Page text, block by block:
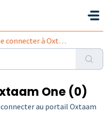
connecter à Oxtaam One
One (0)
au portail Oxtaam